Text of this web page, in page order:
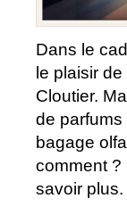
Dans le
le plaisir
Cloutier.
de
bagage
comment ?
savoir plus.